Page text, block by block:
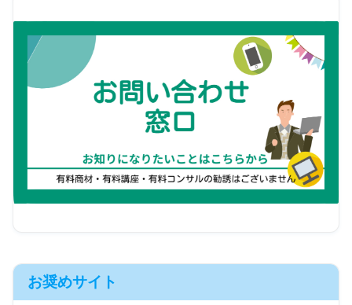
お奨めサイト